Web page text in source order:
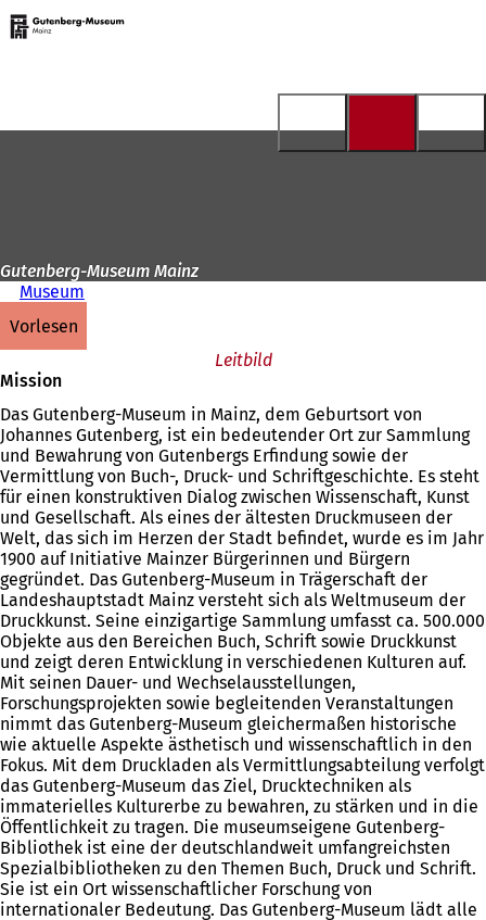
Inhalt anspringen
Zur
Startseite
Gutenberg-Museum Mainz
Museum
vorlesen
Leitbild
Mission
Das Gutenberg-Museum in Mainz, dem Geburtsort von
Johannes Gutenberg, ist ein bedeutender Ort zur Sammlung
und Bewahrung von Gutenbergs Erfindung sowie der
Vermittlung von Buch-, Druck- und Schriftgeschichte. Es steht
für einen konstruktiven Dialog zwischen Wissenschaft, Kunst
und Gesellschaft. Als eines der ältesten Druckmuseen der
Welt, das sich im Herzen der Stadt befindet, wurde es im Jahr
1900 auf Initiative Mainzer Bürgerinnen und Bürgern
gegründet. Das Gutenberg-Museum in Trägerschaft der
Landeshauptstadt Mainz versteht sich als Weltmuseum der
Druckkunst. Seine einzigartige Sammlung umfasst ca. 500.000
Objekte aus den Bereichen Buch, Schrift sowie Druckkunst
und zeigt deren Entwicklung in verschiedenen Kulturen auf.
Mit seinen Dauer- und Wechselausstellungen,
Forschungsprojekten sowie begleitenden Veranstaltungen
nimmt das Gutenberg-Museum gleichermaßen historische
wie aktuelle Aspekte ästhetisch und wissenschaftlich in den
Fokus. Mit dem Druckladen als Vermittlungsabteilung verfolgt
das Gutenberg-Museum das Ziel, Drucktechniken als
immaterielles Kulturerbe zu bewahren, zu stärken und in die
Öffentlichkeit zu tragen. Die museumseigene Gutenberg-
Bibliothek ist eine der deutschlandweit umfangreichsten
Spezialbibliotheken zu den Themen Buch, Druck und Schrift.
Sie ist ein Ort wissenschaftlicher Forschung von
internationaler Bedeutung. Das Gutenberg-Museum lädt alle